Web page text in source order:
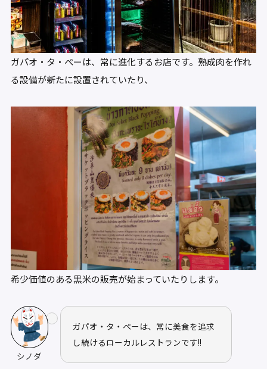
ガパオ・タ・ぺーは、常に進化するお店です。熟成肉を作れ
る設備が新たに設置されていたり、
希少価値のある黒米の販売が始まっていたりします。
シノダ
ガパオ・タ・ぺーは、常に美食を追求
し続けるローカルレストランです!!